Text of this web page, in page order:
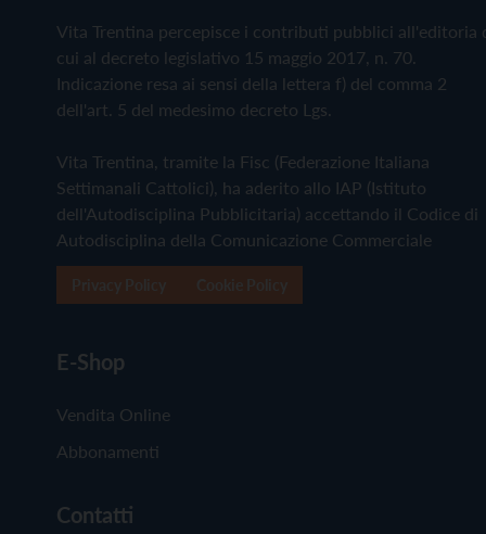
Vita Trentina percepisce i contributi pubblici all'editoria
cui al decreto legislativo 15 maggio 2017, n. 70.
Indicazione resa ai sensi della lettera f) del comma 2
dell'art. 5 del medesimo decreto Lgs.
Vita Trentina, tramite la Fisc (Federazione Italiana
Settimanali Cattolici), ha aderito allo IAP (Istituto
dell'Autodisciplina Pubblicitaria) accettando il Codice di
Autodisciplina della Comunicazione Commerciale
E-Shop
Vendita Online
Abbonamenti
Contatti